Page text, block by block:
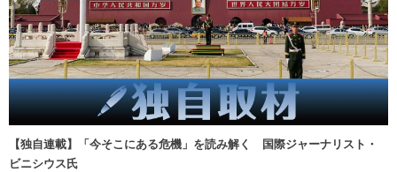
【独自連載】「今そこにある危機」を読み解く 国際ジャーナリスト・
ビニシウス氏